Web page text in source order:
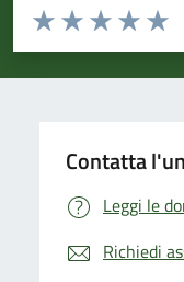
Valuta da 1 a 5 stelle la
Valuta 4
Valuta 3
Valuta 2 stelle
Valuta 1 stelle su 5
Contatta
Leggi le
Richiedi